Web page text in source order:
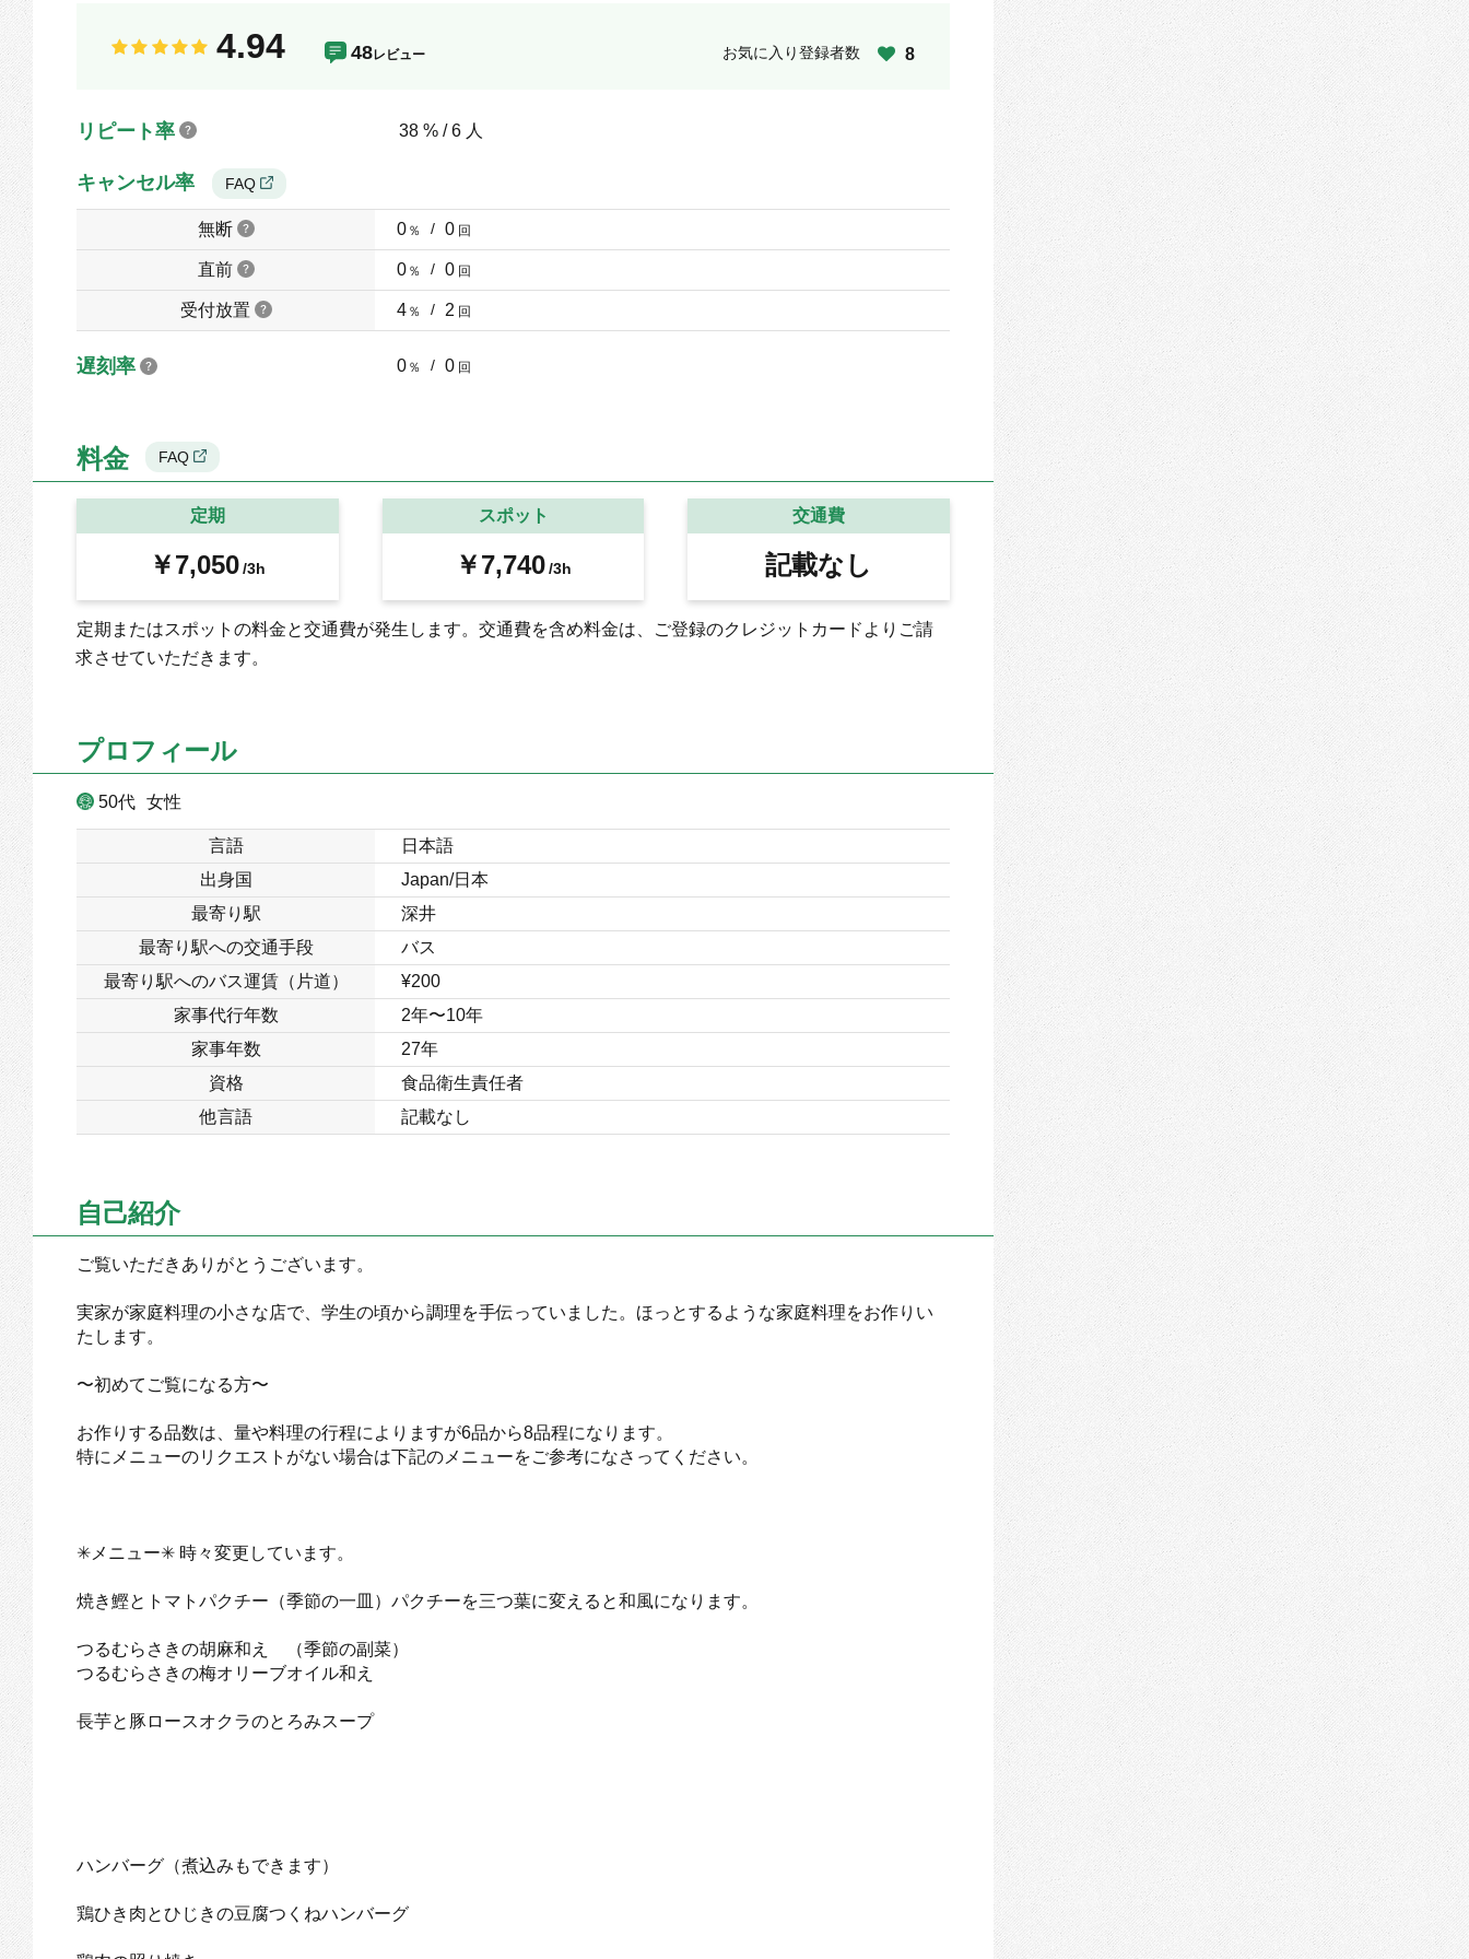
4.94 48レビュー お気に入り登録者数 8
リピート率 38 % / 6 人
キャンセル率 FAQ
無断 0％ / 0 回
直前 0％ / 0 回
受付放置 4％ / 2 回
遅刻率 0％ / 0 回
料金 FAQ
定期
￥7,050 /3h
スポット
￥7,740/3h
交通費
記載なし
定期またはスポットの料金と交通費が発生します。交通費を含め料金は、ご登録のクレジットカードよりご請
求させていただきます。
プロフィール
50代 女性
言語
日本語
出身国
Japan/日本
最寄り駅
深井
最寄り駅への交通手段
バス
最寄り駅へのバス運賃（片道）
¥200
家事代行年数
2年〜10年
家事年数
27年
資格
食品衛生責任者
他言語
記載なし
自己紹介
ご覧いただきありがとうございます。
実家が家庭料理の小さな店で、学生の頃から調理を手伝っていました。ほっとするような家庭料理をお作りい
たします。
〜初めてご覧になる方〜
お作りする品数は、量や料理の行程によりますが6品から8品程になります。
特にメニューのリクエストがない場合は下記のメニューをご参考になさってください。
✳︎メニュー✳︎ 時々変更しています。
焼き鰹とトマトパクチー（季節の一皿）パクチーを三つ葉に変えると和風になります。
つるむらさきの胡麻和え （季節の副菜）
つるむらさきの梅オリーブオイル和え
長芋と豚ロースオクラのとろみスープ
ハンバーグ（煮込みもできます）
鶏ひき肉とひじきの豆腐つくねハンバーグ